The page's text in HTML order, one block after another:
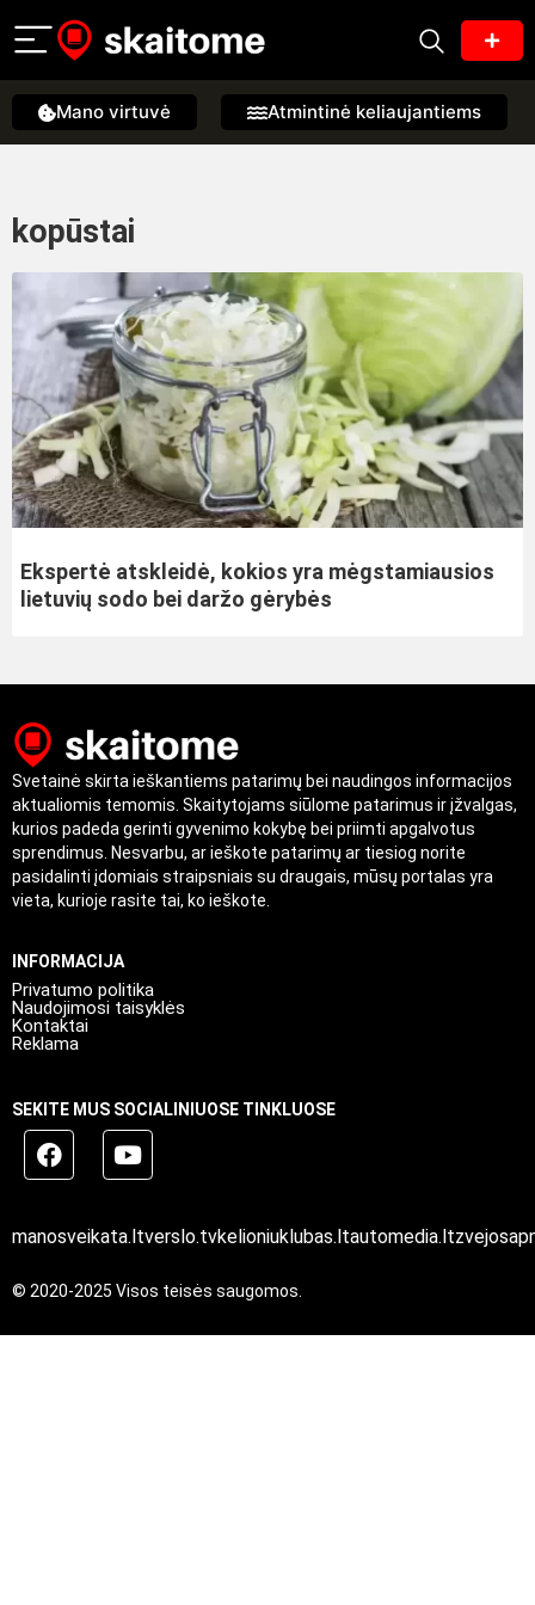
Mano virtuvė Atmintinė keliaujantiems
kopūstai
Ekspertė atskleidė, kokios yra mėgstamiausios
lietuvių sodo bei daržo gėrybės
Svetainė skirta ieškantiems patarimų bei naudingos informacijos
aktualiomis temomis. Skaitytojams siūlome patarimus ir įžvalgas,
kurios padeda gerinti gyvenimo kokybę bei priimti apgalvotus
sprendimus. Nesvarbu, ar ieškote patarimų ar tiesiog norite
pasidalinti įdomiais straipsniais su draugais, mūsų portalas yra
vieta, kurioje rasite tai, ko ieškote.
INFORMACIJA
Privatumo politika
Naudojimosi taisyklės
Kontaktai
Reklama
SEKITE MUS SOCIALINIUOSE TINKLUOSE
manosveikata.ltverslo.tvkelioniuklubas.ltautomedia.lt
© 2020-2025 Visos teisės saugomos.